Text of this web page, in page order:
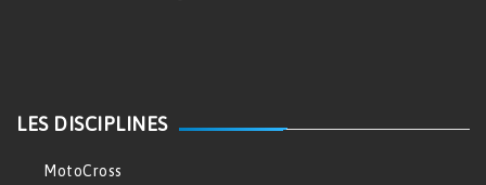
LES DISCIPLINES
MotoCross